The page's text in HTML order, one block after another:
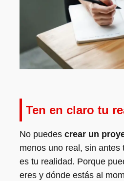
Ten en claro tu
No puedes crear un
menos uno real, sin antes
es tu realidad. Porque
eres y dónde estás al